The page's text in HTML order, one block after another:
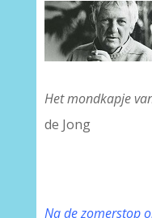
Het mondkapje
de Jong
Na de zomerstop